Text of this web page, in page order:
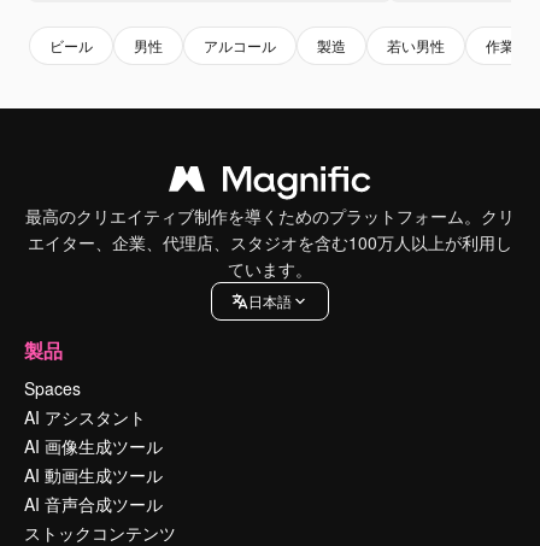
ビール 男性 アルコール 製造 若い男性 作業服
最高のクリエイティブ制作を導くためのプラットフォーム。クリ
エイター、企業、代理店、スタジオを含む100万人以上が利用し
ています。
日本語
製品
Spaces
AI アシスタント
AI 画像生成ツール
AI 動画生成ツール
AI 音声合成ツール
ストックコンテンツ